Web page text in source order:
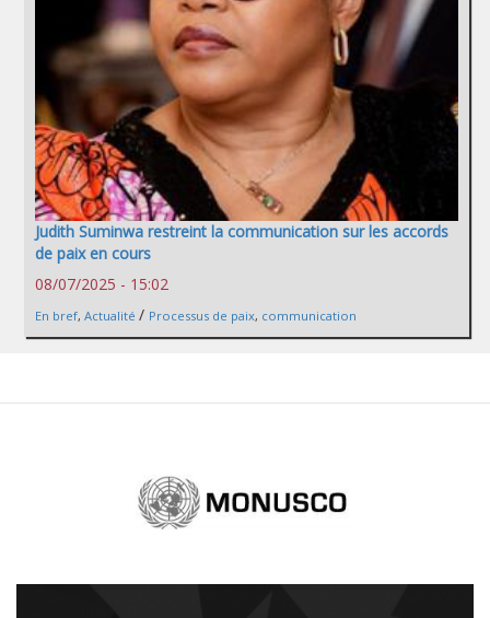
Judith Suminwa restreint la communication sur les accords
de paix en cours
08/07/2025 - 15:02
En bref, Actualité / Processus de paix, communication